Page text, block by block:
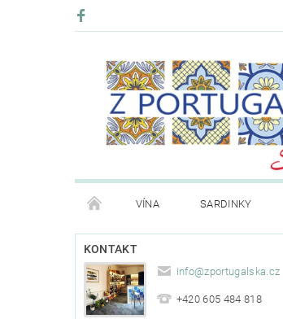
VÍNA SARDINKY
BLOG
KONTAKT
info@zportugalska.cz
+420 605 484 818